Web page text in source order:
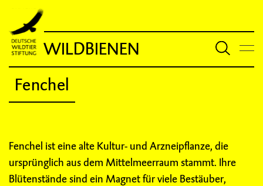
WILDBIENEN
Fenchel
Fenchel ist eine alte Kultur- und Arzneipflanze, die
ursprünglich aus dem Mittelmeerraum stammt. Ihre
Blütenstände sind ein Magnet für viele Bestäuber,